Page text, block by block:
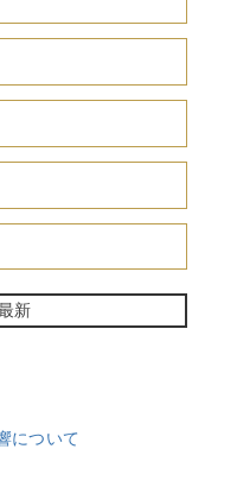
新
について